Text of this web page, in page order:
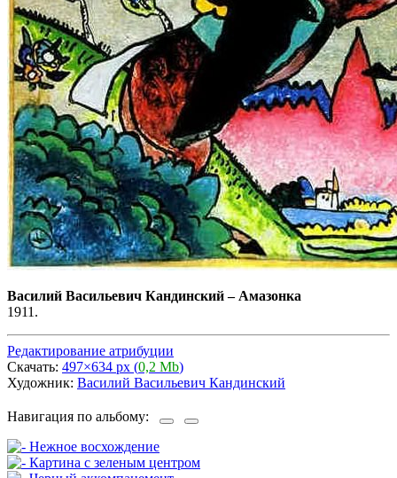
Василий Васильевич Кандинский– Амазонка
1911.
Редактирование атрибуции
Скачать: 497×634 px (0,2 Mb)
Художник: Василий Васильевич Кандинский
Навигация по альбому: